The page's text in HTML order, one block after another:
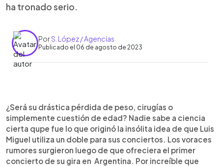
ha tronado serio.
PorS. López / Agencias
Publicado el 06 de agosto de 2023
Escuchar artículo
¿Será su drástica pérdida de peso, cirugías o
simplemente cuestión de edad? Nadie sabe a ciencia
cierta qupe fue lo que originó la insólita idea de que Luis
Miguel utiliza un doble para sus conciertos. Los voraces
rumores surgieron luego de que ofreciera el primer
concierto de su gira en Argentina. Por increíble que